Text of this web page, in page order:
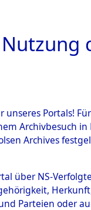
Portals!
Archivbesuch
Archives
über NS-
Parteien oder